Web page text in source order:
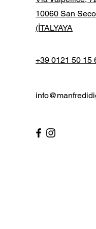
10060 San
(İTALYAYA
+39 0121 50 15